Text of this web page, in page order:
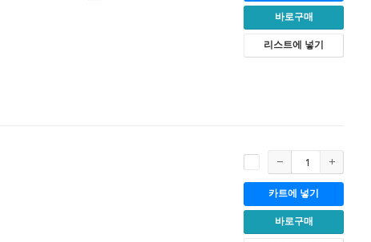
바로구매
리스트에 넣기
카트에 넣기
바로구매